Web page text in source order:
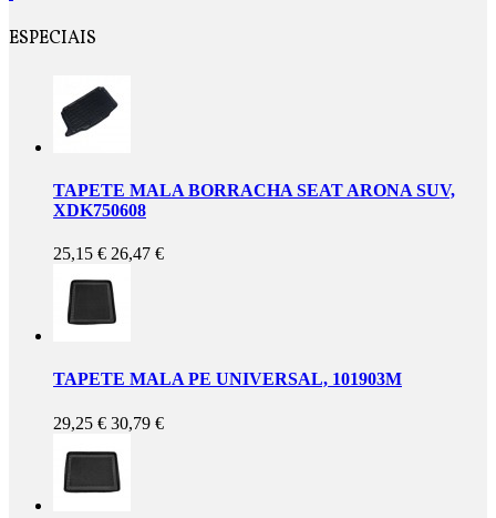
ESPECIAIS
TAPETE MALA BORRACHA SEAT ARONA SUV,
XDK750608
25,15 € 26,47 €
TAPETE MALA PE UNIVERSAL, 101903M
29,25 € 30,79 €